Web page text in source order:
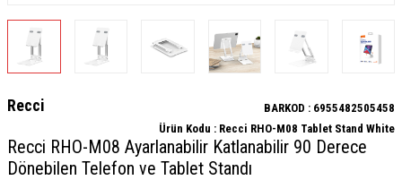
Recci BARKOD : 6955482505458
Ürün Kodu : Recci RHO-M08 Tablet Stand White
Recci RHO-M08 Ayarlanabilir Katlanabilir 90 Derece
Dönebilen Telefon ve Tablet Standı